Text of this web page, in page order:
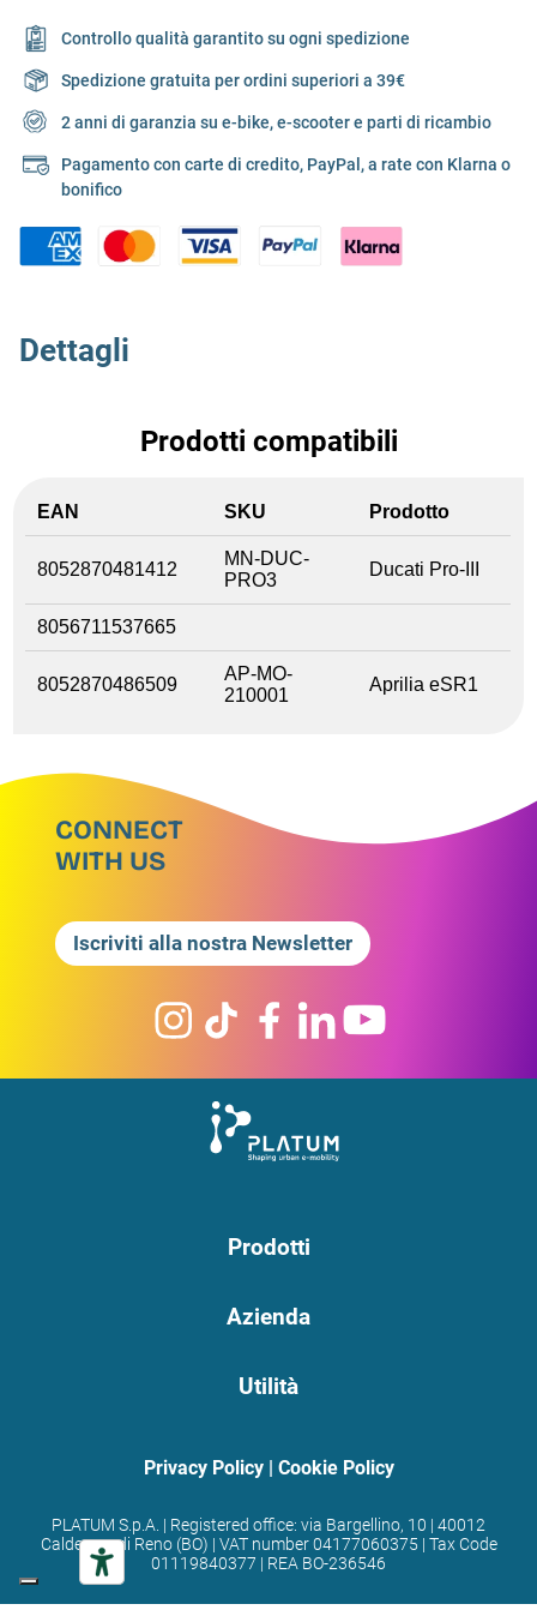
Controllo qualità garantito su ogni spedizione
Spedizione gratuita per ordini superiori a 39€
2 anni di garanzia su e-bike, e-scooter e parti di ricambio
Pagamento con carte di credito, PayPal, a rate con Klarna o
bonifico
Dettagli
Prodotti compatibili
EAN SKU Prodotto
8052870481412
MN-DUC-
PRO3
Ducati Pro-III
8056711537665
8052870486509
AP-MO-
210001
Aprilia eSR1
CONNECT
WITH US
Iscriviti alla nostra Newsletter
Prodotti
Azienda
Utilità
Privacy Policy| Cookie Policy
PLATUM S.p.A. | Registered office: via Bargellino, 10 | 40012
Calderara di Reno (BO) | VAT number 04177060375 | Tax Code
01119840377 | REA BO-236546